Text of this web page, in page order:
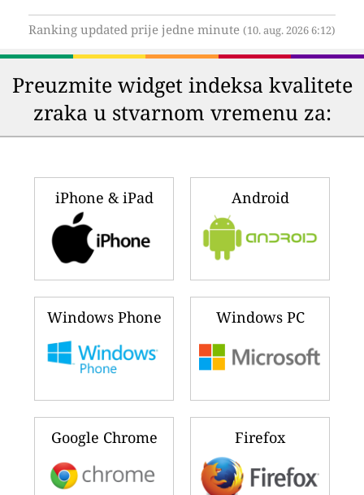
Ranking updated prije jedne minute (10. aug. 2026 6:12)
Preuzmite widget indeksa kvalitete
zraka u stvarnom vremenu za:
iPhone & iPad Android
Windows Phone Windows PC
Google Chrome Firefox